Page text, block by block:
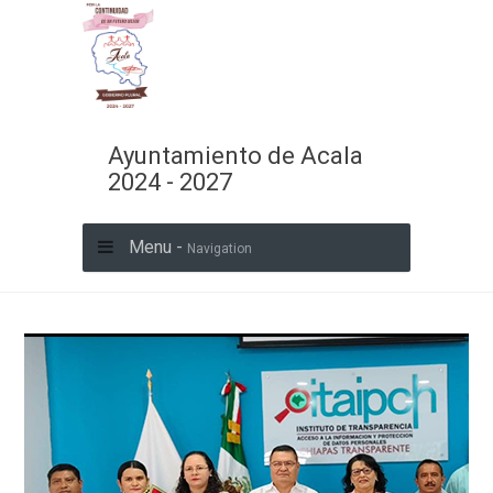
Ayuntamiento de Acala
2024 - 2027
Menu - Navigation